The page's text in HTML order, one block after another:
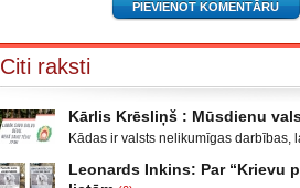
Citi raksti
Kārlis Krēsliņš : Mūsdienu
Kādas ir valsts nelikumīgas
Krievijas un ar to aizstāvēšanu
Leonards Inkins: Par “Krievu